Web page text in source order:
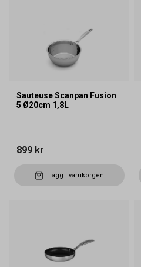
Sauteuse Scanpan Fusion
5 Ø20cm 1,8L
899 kr
Lägg i varukorgen